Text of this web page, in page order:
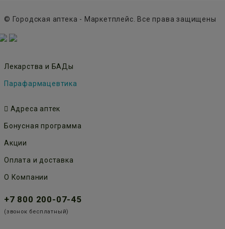
© Городская аптека - Маркетплейс. Все права защищены
Лекарства и БАДы
Парафармацевтика
Адреса аптек
Бонусная программа
Акции
Оплата и доставка
О Компании
+7 800 200-07-45
(звонок бесплатный)